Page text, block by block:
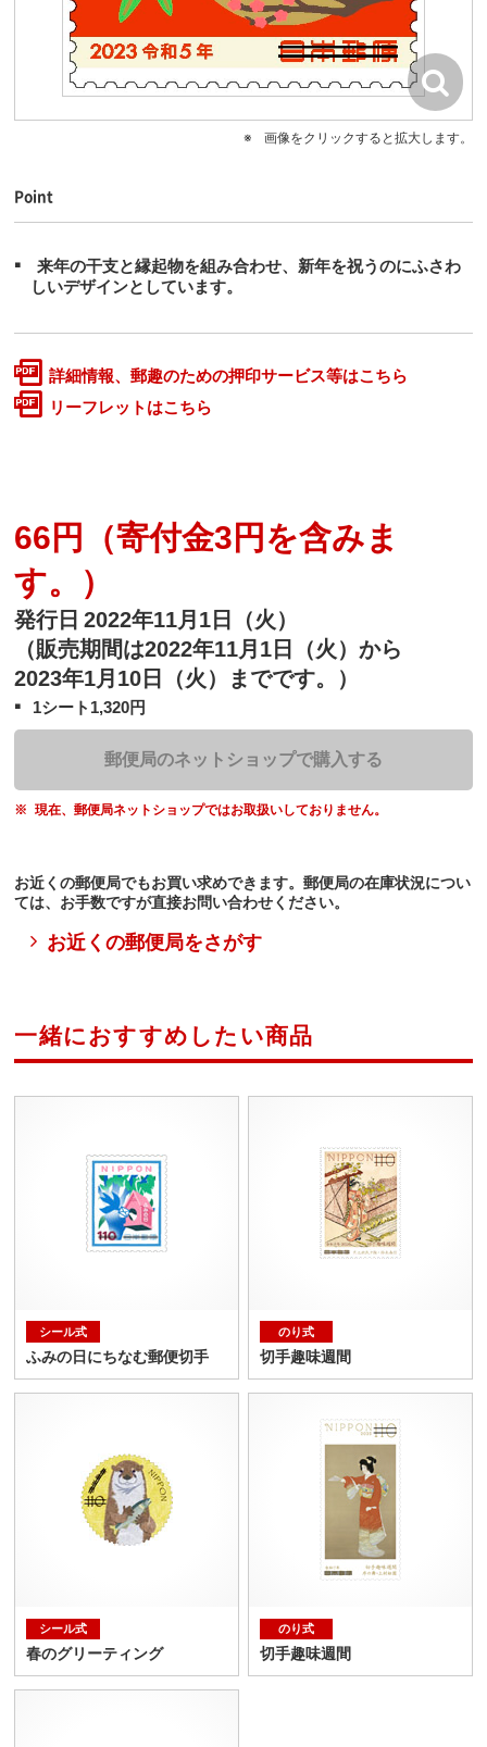
画像をクリックすると拡大します。
Point
来年の干支と縁起物を組み合わせ、新年を祝うのにふさわ
しいデザインとしています。
詳細情報、郵趣のための押印サービス等はこちら
リーフレットはこちら
66円（寄付金3円を含みま
す。）
発行日 2022年11月1日（火）
（販売期間は2022年11月1日（火）から
2023年1月10日（火）までです。）
1シート1,320円
郵便局のネットショップで購入する
現在、郵便局ネットショップではお取扱いしておりません。
お近くの郵便局でもお買い求めできます。郵便局の在庫状況につい
ては、お手数ですが直接お問い合わせください。
お近くの郵便局をさがす
一緒におすすめしたい商品
シール式
ふみの日にちなむ郵便切手
のり式
切手趣味週間
シール式
春のグリーティング
のり式
切手趣味週間